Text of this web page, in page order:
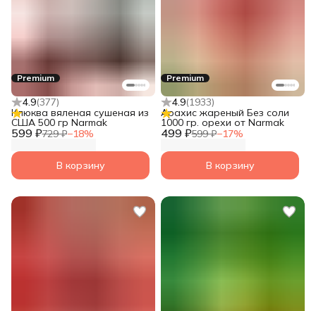
Premium
4.9(377)
599 ₽729 ₽−18%
Клюква вяленая сушеная из
США 500 гр Narmak
В корзину
Premium
4.9(1933)
499 ₽599 ₽−17%
Арахис жареный Без соли
1000 гр. орехи от Narmak
В корзину